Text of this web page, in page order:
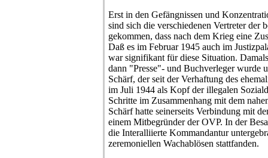
Erst in den Gefängnissen und
sind sich die verschiedenen Vertreter der
gekommen, dass nach dem Krieg eine
Daß es im Februar 1945 auch im
war signifikant für diese Situation.
dann "Presse"- und Buchverleger wurde
Schärf, der seit der Verhaftung des
im Juli 1944 als Kopf der illegalen
Schritte im Zusammenhang mit dem
Schärf hatte seinerseits Verbindung mit
einem Mitbegründer der OVP. In der
die Interalliierte Kommandantur
zeremoniellen Wachablösen stattfanden.